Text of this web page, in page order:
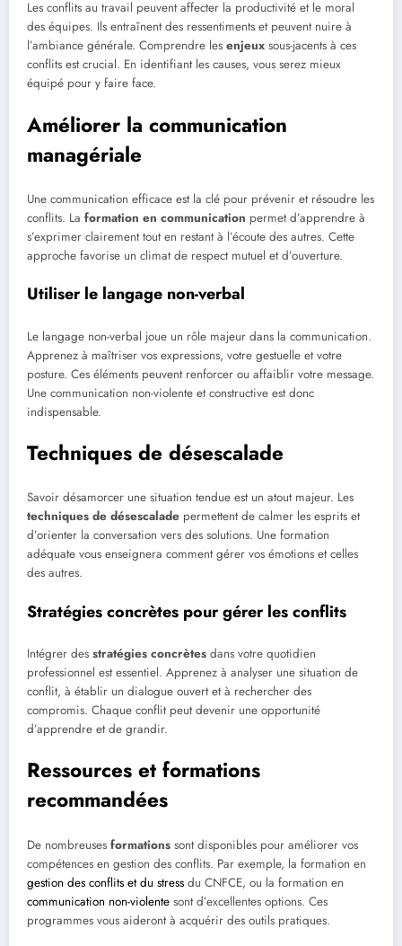
Les conflits au travail peuvent affecter la productivité et le moral
des équipes. Ils entraînent des ressentiments et peuvent nuire à
l’ambiance générale. Comprendre les enjeux sous-jacents à ces
conflits est crucial. En identifiant les causes, vous serez mieux
équipé pour y faire face.
Améliorer la communication
managériale
Une communication efficace est la clé pour prévenir et résoudre les
conflits. La formation en communication permet d’apprendre à
s’exprimer clairement tout en restant à l’écoute des autres. Cette
approche favorise un climat de respect mutuel et d’ouverture.
Utiliser le langage non-verbal
Le langage non-verbal joue un rôle majeur dans la communication.
Apprenez à maîtriser vos expressions, votre gestuelle et votre
posture. Ces éléments peuvent renforcer ou affaiblir votre message.
Une communication non-violente et constructive est donc
indispensable.
Techniques de désescalade
Savoir désamorcer une situation tendue est un atout majeur. Les
techniques de désescalade permettent de calmer les esprits et
d’orienter la conversation vers des solutions. Une formation
adéquate vous enseignera comment gérer vos émotions et celles
des autres.
Stratégies concrètes pour gérer les conflits
Intégrer des stratégies concrètes dans votre quotidien
professionnel est essentiel. Apprenez à analyser une situation de
conflit, à établir un dialogue ouvert et à rechercher des
compromis. Chaque conflit peut devenir une opportunité
d’apprendre et de grandir.
Ressources et formations
recommandées
De nombreuses formations sont disponibles pour améliorer vos
compétences en gestion des conflits. Par exemple, la formation en
gestion des conflits et du stress du CNFCE, ou la formation en
communication non-violente sont d’excellentes options. Ces
programmes vous aideront à acquérir des outils pratiques.